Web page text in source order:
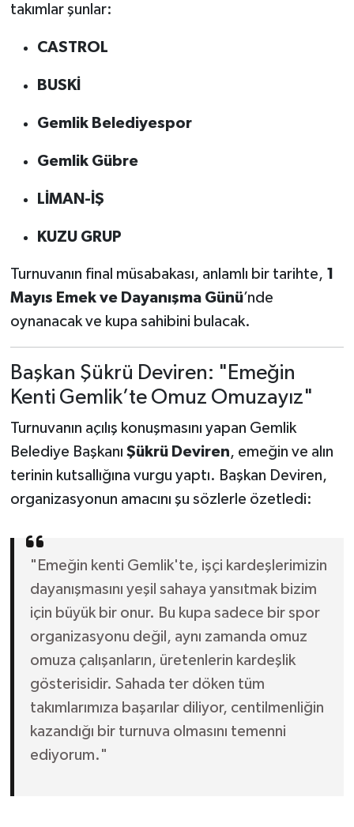
takımlar şunlar:
CASTROL
BUSKİ
Gemlik Belediyespor
Gemlik Gübre
LİMAN-İŞ
KUZU GRUP
Turnuvanın final müsabakası, anlamlı bir tarihte, 1
Mayıs Emek ve Dayanışma Günü’nde
oynanacak ve kupa sahibini bulacak.
Başkan Şükrü Deviren: "Emeğin
Kenti Gemlik’te Omuz Omuzayız"
Turnuvanın açılış konuşmasını yapan Gemlik
Belediye Başkanı Şükrü Deviren, emeğin ve alın
terinin kutsallığına vurgu yaptı. Başkan Deviren,
organizasyonun amacını şu sözlerle özetledi:
"Emeğin kenti Gemlik'te, işçi kardeşlerimizin
dayanışmasını yeşil sahaya yansıtmak bizim
için büyük bir onur. Bu kupa sadece bir spor
organizasyonu değil, aynı zamanda omuz
omuza çalışanların, üretenlerin kardeşlik
gösterisidir. Sahada ter döken tüm
takımlarımıza başarılar diliyor, centilmenliğin
kazandığı bir turnuva olmasını temenni
ediyorum."